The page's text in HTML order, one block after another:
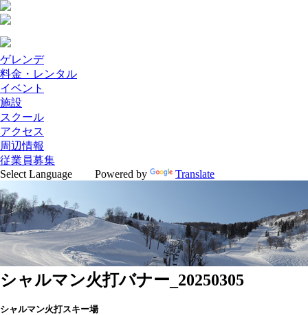
ゲレンデ
料金・レンタル
イベント
施設
スクール
アクセス
周辺情報
従業員募集
Powered by
Translate
シャルマン火打バナー_20250305
シャルマン火打スキー場